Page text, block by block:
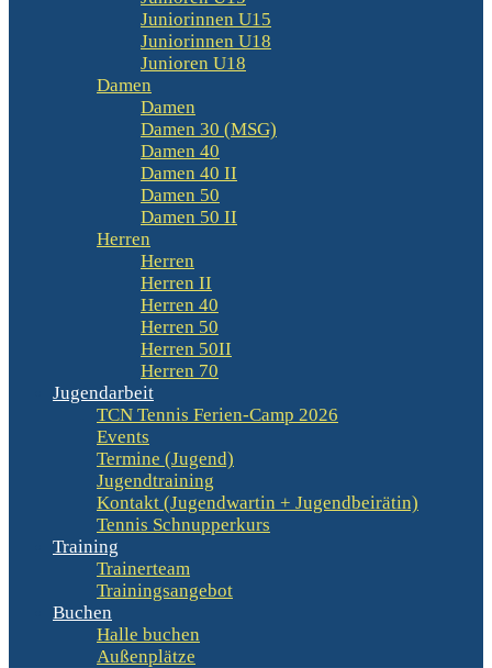
Juniorinnen U15
Juniorinnen U18
Junioren U18
Damen
Damen
Damen 30 (MSG)
Damen 40
Damen 40 II
Damen 50
Damen 50 II
Herren
Herren
Herren II
Herren 40
Herren 50
Herren 50II
Herren 70
Jugendarbeit
TCN Tennis Ferien-Camp 2026
Events
Termine (Jugend)
Jugendtraining
Kontakt (Jugendwartin + Jugendbeirätin)
Tennis Schnupperkurs
Training
Trainerteam
Trainingsangebot
Buchen
Halle buchen
Außenplätze